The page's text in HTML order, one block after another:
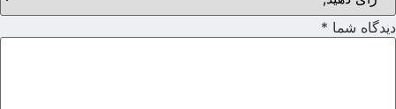
دیدگاه شما *